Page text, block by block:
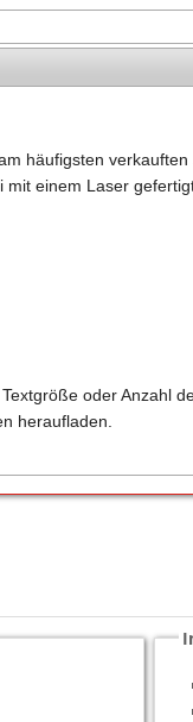
häufigsten
einem Laser
oder Anzahl
heraufladen.